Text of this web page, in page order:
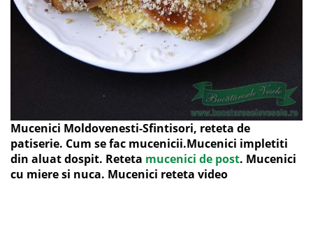
Mucenici Moldovenesti-Sfintisori, reteta de
patiserie. Cum se fac mucenicii.Mucenici impletiti
din aluat dospit. Reteta mucenici de post. Mucenici
cu miere si nuca. Mucenici reteta video